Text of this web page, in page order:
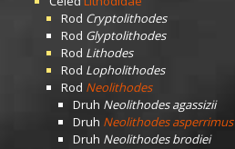
Rod Cryptolithodes
Rod Glyptolithodes
Rod Lithodes
Rod Lopholithodes
Rod Neolithodes
Druh Neolithodes agassizii
Druh Neolithodes asperrimus
Druh Neolithodes brodiei